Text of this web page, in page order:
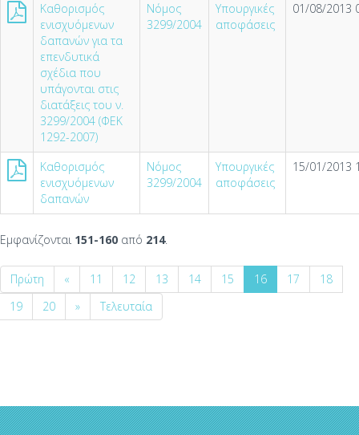
Καθορισμός
ενισχυόμενων
δαπανών για τα
επενδυτικά
σχέδια που
υπάγονται στις
διατάξεις του ν.
3299/2004 (ΦΕΚ
1292-2007)
Νόμος
3299/2004
Υπουργικές
αποφάσεις
01/08/2013
Καθορισμός
ενισχυόμενων
δαπανών
Νόμος
3299/2004
Υπουργικές
αποφάσεις
15/01/2013
Εμφανίζονται 151-160 από 214.
Πρώτη « 11 12 13 14 15 16 17
18
19
20 » Τελευταία